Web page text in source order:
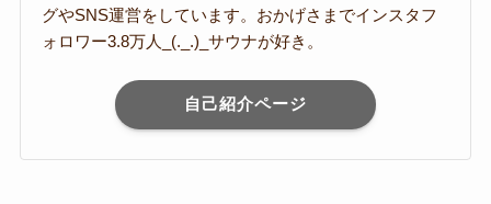
グやSNS運営をしています。おかげさまでインスタフ
ォロワー3.8万人_(._.)_サウナが好き。
自己紹介ページ